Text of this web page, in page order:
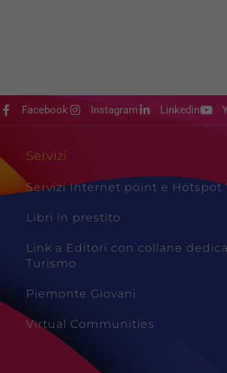
Facebook Instagram Linkedin
Servizi
Servizi Internet point e Hotspot
Libri in prestito
Link a Editori con collane
Turismo
Piemonte Giovani
Virtual Communities